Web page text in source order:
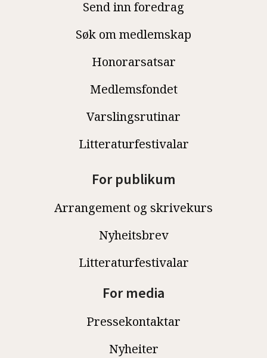
Send inn foredrag
Søk om medlemskap
Honorarsatsar
Medlemsfondet
Varslingsrutinar
Litteraturfestivalar
For publikum
Arrangement og skrivekurs
Nyheitsbrev
Litteraturfestivalar
For media
Pressekontaktar
Nyheiter